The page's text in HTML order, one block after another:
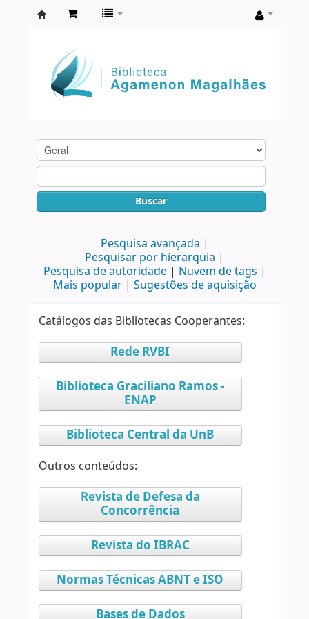
Agamenon
Magalhães
Buscar
Pesquisa avançada
Pesquisar por hierarquia
Pesquisa de autoridade
Nuvem de tags
Mais popular
Sugestões de aquisição
Catálogos das Bibliotecas Cooperantes:
Rede RVBI
Biblioteca Graciliano Ramos -
ENAP
Biblioteca Central da UnB
Outros conteúdos:
Revista de Defesa da
Concorrência
Revista do IBRAC
Normas Técnicas ABNT e ISO
Bases de Dados